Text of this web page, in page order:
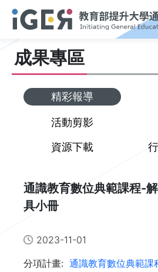
成果專區
精彩報導
活動剪影
資源下載
通識教育數位典範課程-
具小冊
2023-11-01
分項計畫: 通識教育數位典範課